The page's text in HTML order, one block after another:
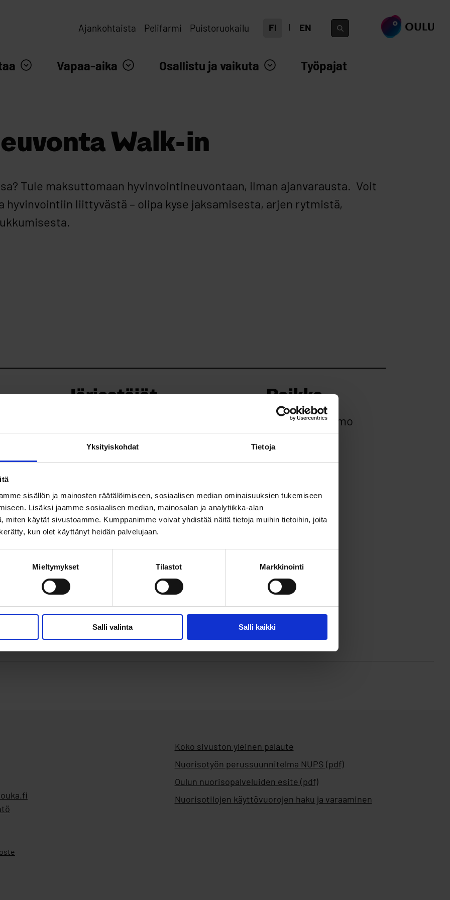
Yksityiskohdat Tietoja
sisällön ja mainosten räätälöimiseen, sosiaalisen median ominaisuuksien tukemiseen
Lisäksi jaamme sosiaalisen median, mainosalan ja analytiikka-alan
miten käytät sivustoamme. Kumppanimme voivat yhdistää näitä tietoja muihin tietoihin, joita
kun olet käyttänyt heidän palvelujaan.
Mieltymykset Tilastot Markkinointi
Salli valinta Salli kaikki
Ajankohtaista Pelifarmi Puistoruokailu FI EN
siirry ouka.fi
Vapaa-aika Osallistu ja vaikuta Työpajat
Walk-in
Tule maksuttomaan hyvinvointineuvontaan, ilman ajanvarausta. Voit
liittyvästä – olipa kyse jaksamisesta, arjen rytmistä,
Järjestäjät Paikka
Byströmin Ohjaamo
Koko sivuston yleinen palaute
Nuorisotyön perussuunnitelma NUPS (pdf)
Oulun nuorisopalveluiden esite (pdf)
Nuorisotilojen käyttövuorojen haku ja varaaminen